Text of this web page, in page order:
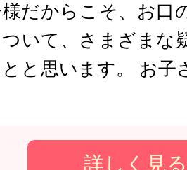
だからこそ、お口
いて、さまざまな
と思います。 お子
詳しく見る